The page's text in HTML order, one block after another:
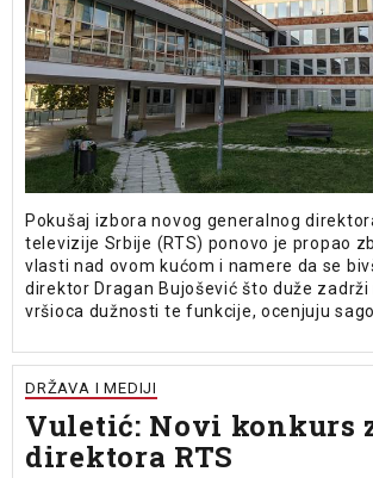
Pokušaj izbora novog generalnog
televizije Srbije (RTS) ponovo je propao
vlasti nad ovom kućom i namere da se
direktor Dragan Bujošević što duže zadrži
vršioca dužnosti te funkcije, ocenjuju
DRŽAVA I MEDIJI
Vuletić: Novi konkurs
direktora RTS